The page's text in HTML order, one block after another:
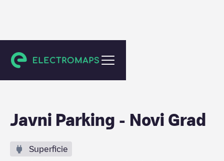
Novi Grad
Javni Parking - Novi Grad
Superficie